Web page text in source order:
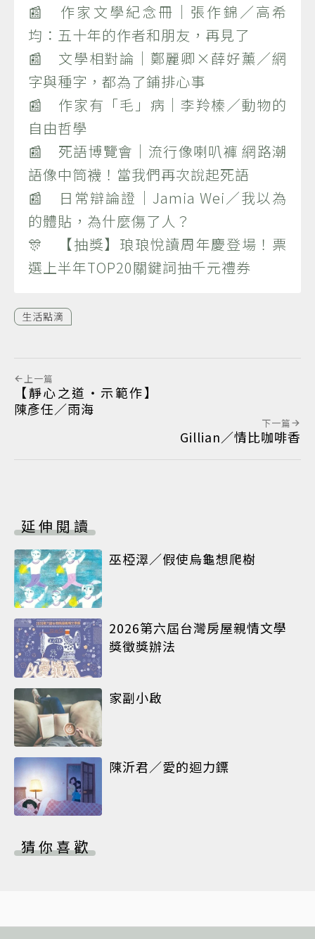
📰 作家文學紀念冊｜張作錦／高希
均：五十年的作者和朋友，再見了
📰 文學相對論｜鄭麗卿×薛好薰／網
字與種字，都為了鋪排心事
📰 作家有「毛」病｜李羚榛／動物的
自由哲學
📰 死語博覽會｜流行像喇叭褲 網路潮
語像中筒襪！當我們再次說起死語
📰 日常辯論證｜Jamia Wei／我以為
的體貼，為什麼傷了人？
🎊 【抽獎】琅琅悅讀周年慶登場！票
選上半年TOP20關鍵詞抽千元禮券
生活點滴
上一篇
【靜心之道‧示範作】
陳彥任／雨海
下一篇
Gillian／情比咖啡香
延伸閱讀
巫椏濢／假使烏龜想爬樹
2026第六屆台灣房屋親情文學
獎徵獎辦法
家副小啟
陳沂君／愛的迴力鏢
猜你喜歡